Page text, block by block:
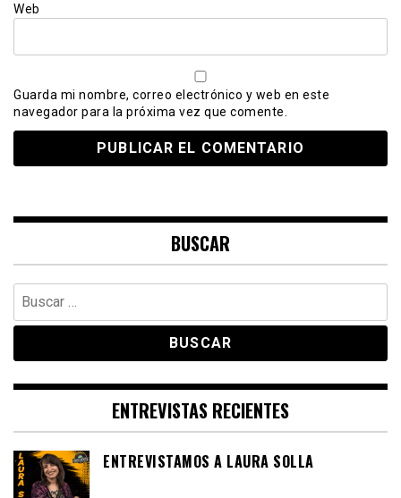
Web
Guarda mi nombre, correo electrónico y web en este
navegador para la próxima vez que comente.
BUSCAR
Buscar:
ENTREVISTAS RECIENTES
ENTREVISTAMOS A LAURA SOLLA